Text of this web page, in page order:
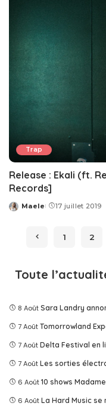
Trap
Release : Ekali (ft.
Records]
Posted
Maele 17 juillet 2019
1 2
Toute
8 Août Sara Landry
7 Août Tomorrowland
7 Août Delta Festival en
7 Août Les sorties
6 Août 10 shows
6 Août La Hard Music